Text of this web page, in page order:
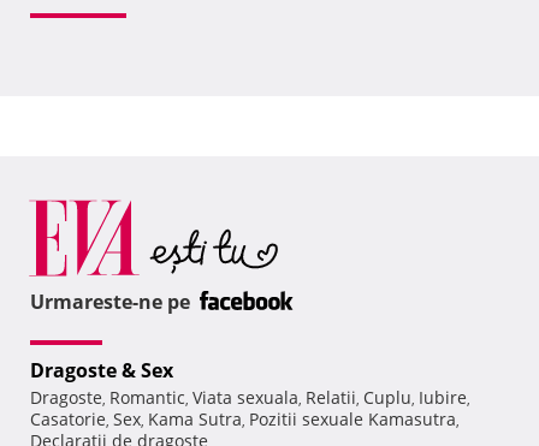
Urmareste-ne pe
Dragoste & Sex
Dragoste, Romantic, Viata sexuala, Relatii, Cuplu, Iubire,
Casatorie, Sex, Kama Sutra, Pozitii sexuale Kamasutra,
Declaratii de dragoste